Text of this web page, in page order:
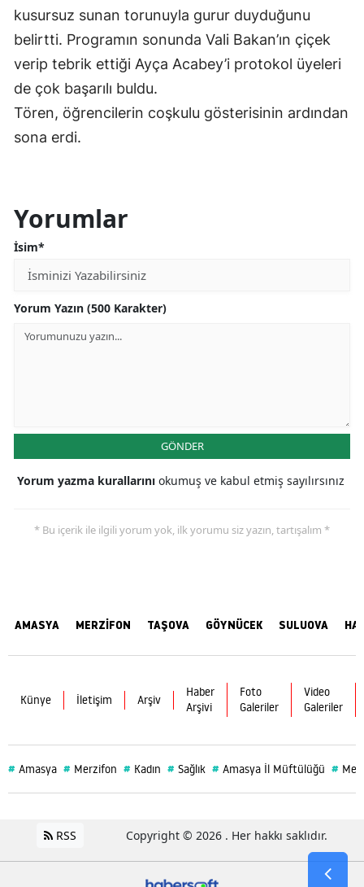
kusursuz sunan torunuyla gurur duyduğunu
belirtti. Programın sonunda Vali Bakan’ın çiçek
verip tebrik ettiği Ayça Acabey’i protokol üyeleri
de çok başarılı buldu.
Tören, öğrencilerin coşkulu gösterisinin ardından
sona erdi.
Yorumlar
İsim*
Yorum Yazın (500 Karakter)
GÖNDER
Yorum yazma kurallarını okumuş ve kabul etmiş sayılırsınız
* Bu içerik ile ilgili yorum yok, ilk yorumu siz yazın, tartışalım *
AMASYA MERZİFON TAŞOVA GÖYNÜCEK SULUOVA
Künye İletişim Arşiv
Haber
Arşivi
Foto
Galeriler
Video
Galeriler
# Amasya # Merzifon # Kadın # Sağlık # Amasya İl Müftülüğü #
RSS Copyright © 2026 . Her hakkı saklıdır.